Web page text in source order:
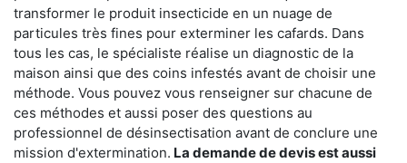
transformer le produit insecticide en un nuage de
particules très fines pour exterminer les cafards. Dans
tous les cas, le spécialiste réalise un diagnostic de la
maison ainsi que des coins infestés avant de choisir une
méthode. Vous pouvez vous renseigner sur chacune de
ces méthodes et aussi poser des questions au
professionnel de désinsectisation avant de conclure une
mission d'extermination. La demande de devis est aussi